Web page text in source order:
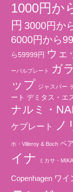
1000円か
円 3000円か
6000円から
ら59999円 ウェ
ーバルプレート ガ
ップ ジャスパー
ート デミタス・エ
ナルミ・
ケプレート
ノ
ホ・Villeroy & Boch ペア
イナ
ミカサ・
Copenhagen ワイ